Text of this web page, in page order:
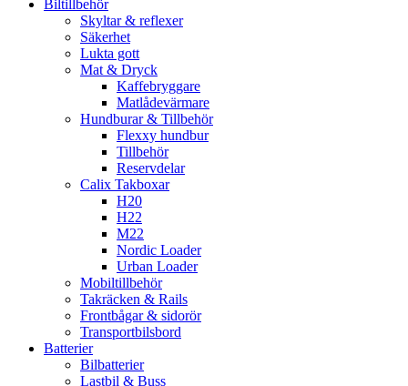
Biltillbehör
Skyltar & reflexer
Säkerhet
Lukta gott
Mat & Dryck
Kaffebryggare
Matlådevärmare
Hundburar & Tillbehör
Flexxy hundbur
Tillbehör
Reservdelar
Calix Takboxar
H20
H22
M22
Nordic Loader
Urban Loader
Mobiltillbehör
Takräcken & Rails
Frontbågar & sidorör
Transportbilsbord
Batterier
Bilbatterier
Lastbil & Buss